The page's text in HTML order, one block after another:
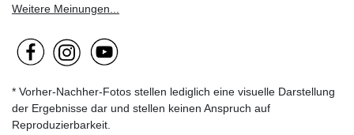
Weitere Meinungen...
* Vorher-Nachher-Fotos stellen lediglich eine visuelle Darstellung
der Ergebnisse dar und stellen keinen Anspruch auf
Reproduzierbarkeit.